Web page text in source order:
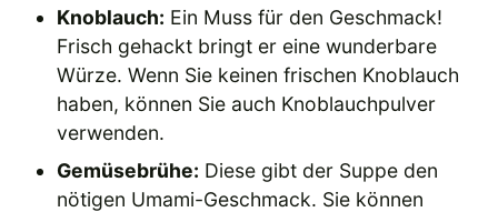
Knoblauch: Ein Muss für den Geschmack!
Frisch gehackt bringt er eine wunderbare
Würze. Wenn Sie keinen frischen Knoblauch
haben, können Sie auch Knoblauchpulver
verwenden.
Gemüsebrühe: Diese gibt der Suppe den
nötigen Umami-Geschmack. Sie können